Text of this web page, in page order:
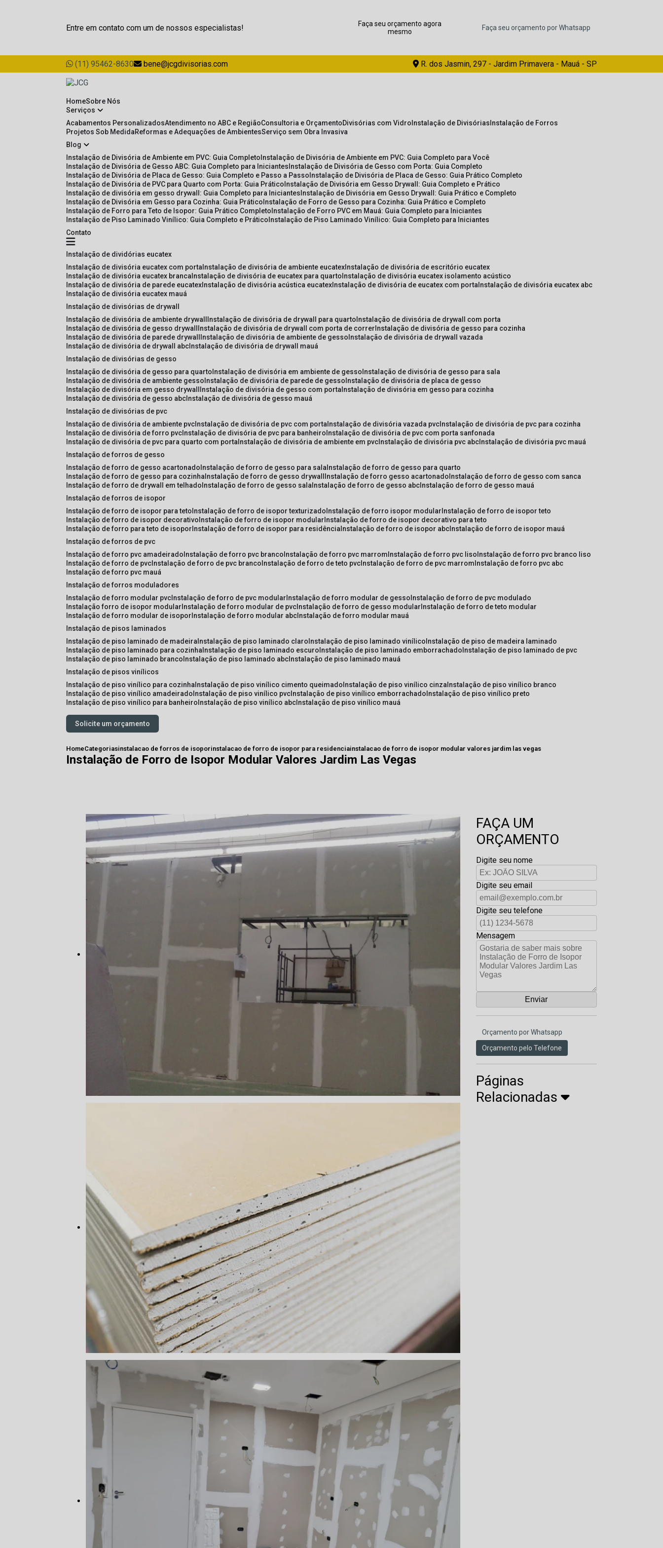
Entre em contato com um de nossos especialistas!
Faça seu orçamento agora
mesmo
Faça seu orçamento por Whatsapp
(11) 95462-8630 bene@jcgdivisorias.com R. dos Jasmin, 297 - Jardim Primavera - Mauá - SP
Home Sobre Nós
Serviços
Acabamentos Personalizados Atendimento no ABC e Região Consultoria e Orçamento Divisórias com Vidro Instalação de Divisórias Instalação de Forros
Projetos Sob Medida
Reformas e Adequações de Ambientes Serviço sem Obra Invasiva
Blog
Instalação de Divisória de Ambiente em PVC: Guia Completo Instalação de Divisória de Ambiente em PVC: Guia Completo para Você
Instalação de Divisória de Gesso ABC: Guia Completo para Iniciantes Instalação de Divisória de Gesso com Porta: Guia Completo
Instalação de Divisória de Placa de Gesso: Guia Completo e Passo a Passo Instalação de Divisória de Placa de Gesso: Guia Prático Completo
Instalação de Divisória de PVC para Quarto com Porta: Guia Prático Instalação de Divisória em Gesso Drywall: Guia Completo e Prático
Instalação de divisória em gesso drywall: Guia Completo para Iniciantes Instalação de Divisória em Gesso Drywall: Guia Prático e Completo
Instalação de Divisória em Gesso para Cozinha: Guia Prático Instalação de Forro de Gesso para Cozinha: Guia Prático e Completo
Instalação de Forro para Teto de Isopor: Guia Prático Completo Instalação de Forro PVC em Mauá: Guia Completo para Iniciantes
Instalação de Piso Laminado Vinílico: Guia Completo e Prático Instalação de Piso Laminado Vinílico: Guia Completo para Iniciantes
Contato
instalação de dividórias eucatex
instalação de divisória eucatex com porta instalação de divisória de ambiente eucatex instalação de divisória de escritório eucatex
instalação de divisória eucatex branca instalação de divisória de eucatex para quarto instalação de divisória eucatex isolamento acústico
instalação de divisória de parede eucatex instalação de divisória acústica eucatex instalação de divisória de eucatex com porta instalação de divisória eucatex abc
instalação de divisória eucatex mauá
instalação de divisórias de drywall
instalação de divisória de ambiente drywall
instalação de divisória de drywall para quarto instalação de divisória de drywall com porta
instalação de divisória de gesso drywall
instalação de divisória de drywall com porta de correr instalação de divisória de gesso para cozinha
instalação de divisória de parede drywall
instalação de divisória de ambiente de gesso instalação de divisória de drywall vazada
instalação de divisória de drywall abc instalação de divisória de drywall mauá
instalação de divisórias de gesso
instalação de divisória de gesso para quarto instalação de divisória em ambiente de gesso instalação de divisória de gesso para sala
instalação de divisória de ambiente gesso instalação de divisória de parede de gesso instalação de divisória de placa de gesso
instalação de divisória em gesso drywall
instalação de divisória de gesso com porta instalação de divisória em gesso para cozinha
instalação de divisória de gesso abc instalação de divisória de gesso mauá
instalação de divisórias de pvc
instalação de divisória de ambiente pvc instalação de divisória de pvc com porta instalação de divisória vazada pvc instalação de divisória de pvc para cozinha
instalação de divisória de forro pvc instalação de divisória de pvc para banheiro instalação de divisória de pvc com porta sanfonada
instalação de divisória de pvc para quarto com porta instalação de divisória de ambiente em pvc instalação de divisória pvc abc instalação de divisória pvc mauá
instalação de forros de gesso
instalação de forro de gesso acartonado instalação de forro de gesso para sala instalação de forro de gesso para quarto
instalação de forro de gesso para cozinha instalação de forro de gesso drywall instalação de forro gesso acartonado instalação de forro de gesso com sanca
instalação de forro de drywall em telhado instalação de forro de gesso sala instalação de forro de gesso abc instalação de forro de gesso mauá
instalação de forros de isopor
instalação de forro de isopor para teto instalação de forro de isopor texturizado instalação de forro isopor modular instalação de forro de isopor teto
instalação de forro de isopor decorativo instalação de forro de isopor modular instalação de forro de isopor decorativo para teto
instalação de forro para teto de isopor instalação de forro de isopor para residência instalação de forro de isopor abc instalação de forro de isopor mauá
instalação de forros de pvc
instalação de forro pvc amadeirado instalação de forro pvc branco instalação de forro pvc marrom instalação de forro pvc liso instalação de forro pvc branco liso
instalação de forro de pvc instalação de forro de pvc branco instalação de forro de teto pvc instalação de forro de pvc marrom instalação de forro pvc abc
instalação de forro pvc mauá
instalação de forros moduladores
instalação de forro modular pvc instalação de forro de pvc modular instalação de forro modular de gesso instalação de forro de pvc modulado
instalação forro de isopor modular instalação de forro modular de pvc instalação de forro de gesso modular instalação de forro de teto modular
instalação de forro modular de isopor instalação de forro modular abc instalação de forro modular mauá
instalação de pisos laminados
instalação de piso laminado de madeira instalação de piso laminado claro instalação de piso laminado vinílico instalação de piso de madeira laminado
instalação de piso laminado para cozinha instalação de piso laminado escuro instalação de piso laminado emborrachado instalação de piso laminado de pvc
instalação de piso laminado branco instalação de piso laminado abc instalação de piso laminado mauá
instalação de pisos vinílicos
instalação de piso vinílico para cozinha instalação de piso vinílico cimento queimado instalação de piso vinílico cinza instalação de piso vinílico branco
instalação de piso vinílico amadeirado instalação de piso vinílico pvc instalação de piso vinílico emborrachado instalação de piso vinílico preto
instalação de piso vinílico para banheiro instalação de piso vinílico abc instalação de piso vinílico mauá
Solicite um orçamento
HomeCategoriasinstalacao de forros de isoporinstalacao de forro de isopor para residenciainstalacao de forro de isopor modular valores jardim las vegas
Instalação de Forro de Isopor Modular Valores Jardim Las Vegas
FAÇA UM
ORÇAMENTO
Digite seu nome
Digite seu email
Digite seu telefone
Mensagem
Orçamento por Whatsapp
Orçamento pelo Telefone
Páginas
Relacionadas